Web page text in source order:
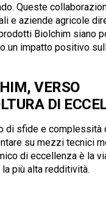
Queste
e aziende agricole
Biolchim siano
un impatto positivo
VERSO
DI
di sfide e complessità
su mezzi tecnici
di eccellenza è la
più alta redditività.